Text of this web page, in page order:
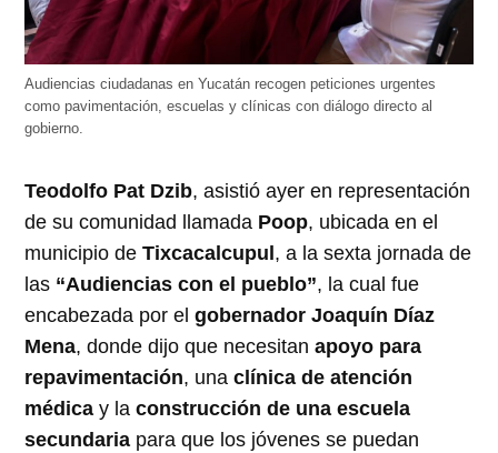
Audiencias ciudadanas en Yucatán recogen peticiones urgentes
como pavimentación, escuelas y clínicas con diálogo directo al
gobierno.
Teodolfo Pat Dzib, asistió ayer en representación
de su comunidad llamada Poop, ubicada en el
municipio deTixcacalcupul, a la sexta jornada de
las “Audiencias con el pueblo”, la cual fue
encabezada por elgobernador Joaquín Díaz
Mena, donde dijo que necesitanapoyo para
repavimentación, unaclínica de atención
médica y laconstrucción de una escuela
secundaria para que los jóvenes se puedan